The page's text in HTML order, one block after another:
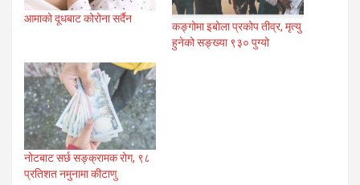
आमाको दूधबाट कोरोना सर्दैन
कङ्गोमा इबोला प्रकोप तीव्र, मृत्यु
हुनेको सङ्ख्या ९३० पुग्यो
नोटबाट सर्छ सङ्क्रामक रोग, ९८
प्रतिशत नमुनामा कीटाणु